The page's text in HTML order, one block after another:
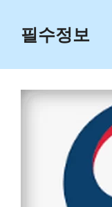
content
필수정보